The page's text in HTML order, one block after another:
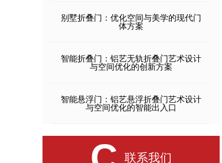
别墅折叠门：优化空间与美学的现代门
体方案
智能折叠门：铝艺无轨折叠门艺术设计
与空间优化的创新方案
智能悬浮门：铝艺悬浮折叠门艺术设计
与空间优化的智能出入口
联系我们